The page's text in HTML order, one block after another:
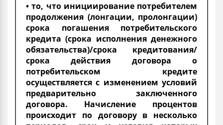
• то, что инициирование потребителем
продолжения (лонгации, пролонгации)
срока погашения потребительского
кредита (срока исполнения денежного
обязательства)/срока кредитования/
срока действия договора о
потребительском кредите
осуществляется с изменением условий
предварительно заключенного
договора. Начисление процентов
происходит по договору в несколько